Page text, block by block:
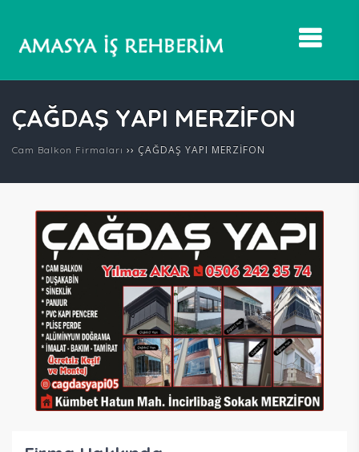
ÇAĞDAŞ YAPI MERZİFON
Cam Balkon Firmaları ›› ÇAĞDAŞ YAPI MERZİFON